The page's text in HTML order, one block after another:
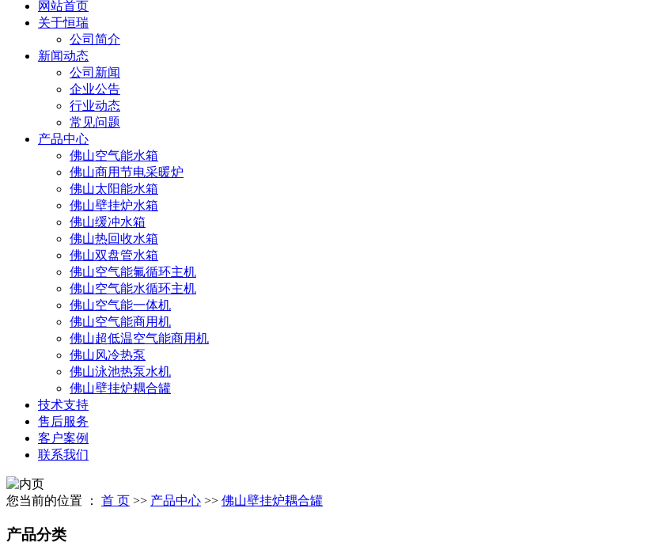
网站首页
关于恒瑞
公司简介
新闻动态
公司新闻
企业公告
行业动态
常见问题
产品中心
佛山空气能水箱
佛山商用节电采暖炉
佛山太阳能水箱
佛山壁挂炉水箱
佛山缓冲水箱
佛山热回收水箱
佛山双盘管水箱
佛山空气能氟循环主机
佛山空气能水循环主机
佛山空气能一体机
佛山空气能商用机
佛山超低温空气能商用机
佛山风冷热泵
佛山泳池热泵水机
佛山壁挂炉耦合罐
技术支持
售后服务
客户案例
联系我们
您当前的位置 ： 首 页 >> 产品中心 >> 佛山壁挂炉耦合罐
产品分类